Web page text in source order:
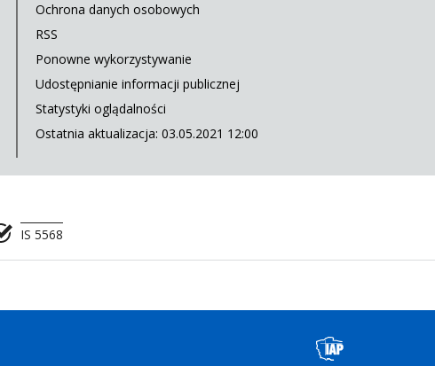
Ochrona danych osobowych
RSS
Ponowne wykorzystywanie
Udostępnianie informacji publicznej
Statystyki oglądalności
Ostatnia aktualizacja: 03.05.2021 12:00
IS 5568